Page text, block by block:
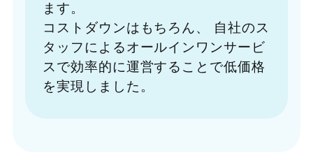
ます。
コストダウンはもちろん、
自社のス
タッフによるオールインワンサービ
スで効率的に運営することで低価格
を実現しました。